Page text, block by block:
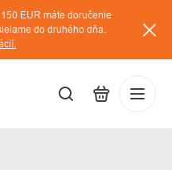
EUR máte doručenie
do druhého dňa.